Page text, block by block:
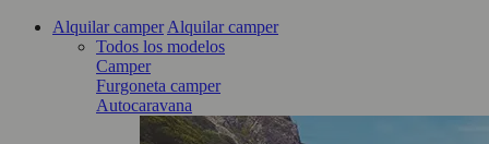
Alquilar camper Alquilar camper
Todos los modelos
Camper
Furgoneta camper
Autocaravana